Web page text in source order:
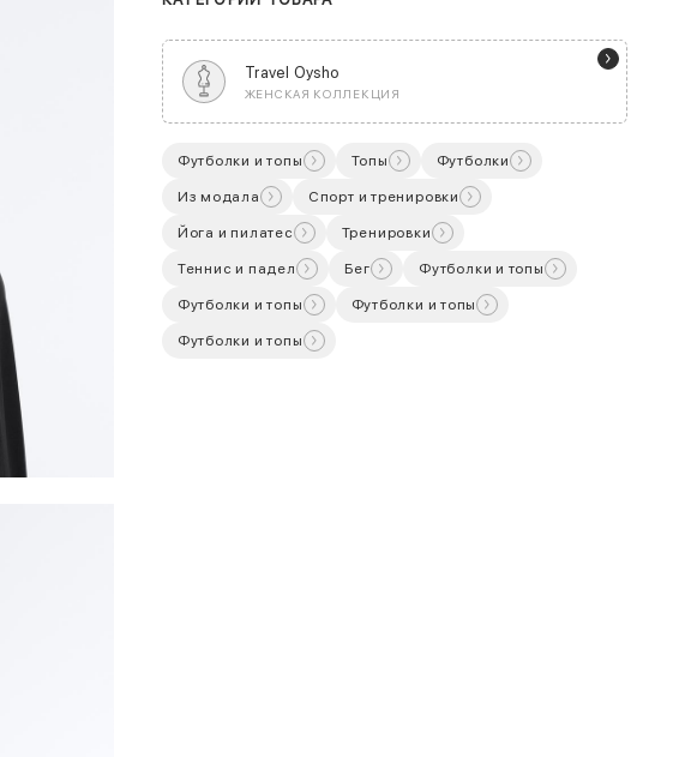
Travel Oysho
ЖЕНСКАЯ КОЛЛЕКЦИЯ
Футболки и топы Топы Футболки
Из модала Спорт и тренировки
Йога и пилатес Тренировки
Теннис и падел Бег Футболки и топы
Футболки и топы Футболки и топы
Футболки и топы